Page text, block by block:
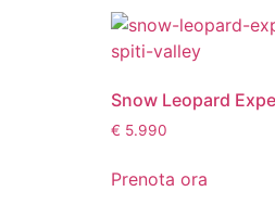
Snow Leopard
€ 5.990
Prenota ora